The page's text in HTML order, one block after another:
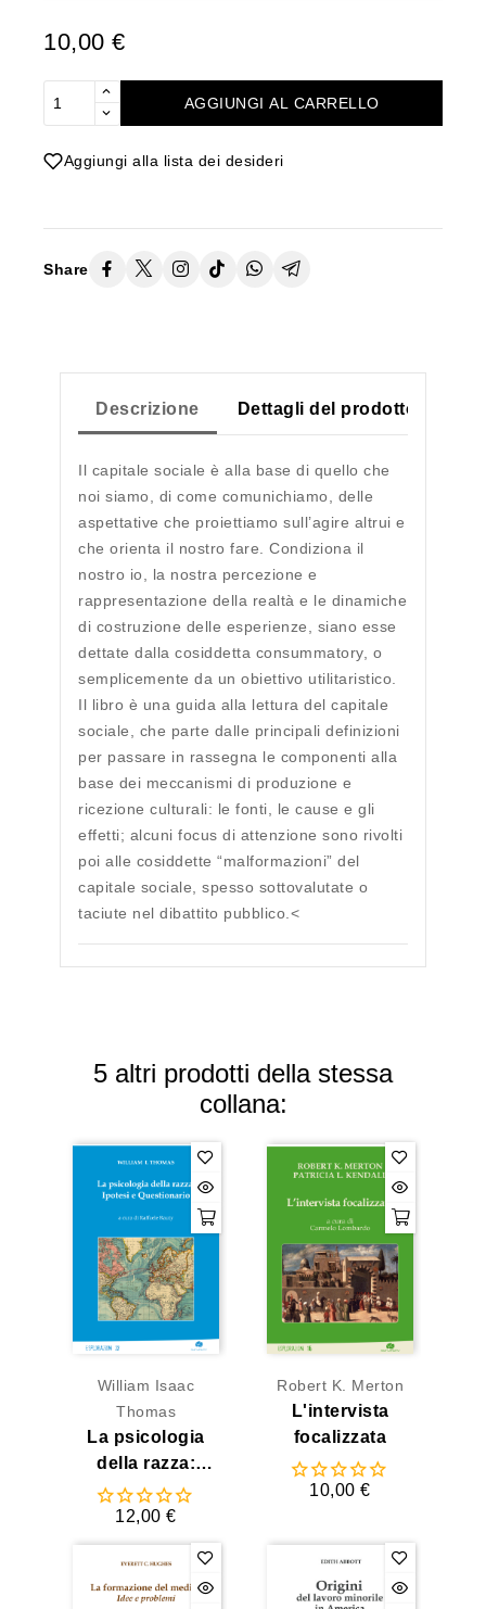
10,00 €
AGGIUNGI AL CARRELLO
Aggiungi alla lista dei desideri
Share
Descrizione Dettagli del prodotto
Il capitale sociale è alla base di quello che
noi siamo, di come comunichiamo, delle
aspettative che proiettiamo sull’agire altrui e
che orienta il nostro fare. Condiziona il
nostro io, la nostra percezione e
rappresentazione della realtà e le dinamiche
di costruzione delle esperienze, siano esse
dettate dalla cosiddetta consummatory, o
semplicemente da un obiettivo utilitaristico.
Il libro è una guida alla lettura del capitale
sociale, che parte dalle principali definizioni
per passare in rassegna le componenti alla
base dei meccanismi di produzione e
ricezione culturali: le fonti, le cause e gli
effetti; alcuni focus di attenzione sono rivolti
poi alle cosiddette “malformazioni” del
capitale sociale, spesso sottovalutate o
taciute nel dibattito pubblico.<
5 altri prodotti della stessa
collana:
William Isaac
Thomas
La psicologia
della razza:
Ipotesi e
Questionario
12,00 €
Robert K. Merton
L'intervista
focalizzata
10,00 €